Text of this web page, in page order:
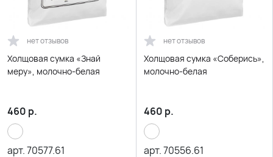
нет отзывов
Холщовая сумка «Знай
меру», молочно-белая
460 р.
арт.70577.61
нет отзывов
Холщовая сумка «Соберись»,
молочно-белая
460 р.
арт.70556.61